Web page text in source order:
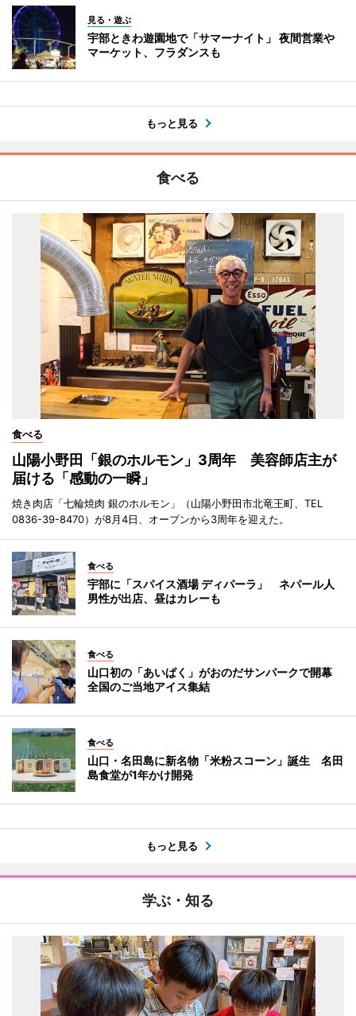
見る・遊ぶ
宇部ときわ遊園地で「サマーナイト」 夜間営業や
マーケット、フラダンスも
もっと見る
食べる
食べる
山陽小野田「銀のホルモン」3周年 美容師店主が
届ける「感動の一瞬」
焼き肉店「七輪焼肉 銀のホルモン」（山陽小野田市北竜王町、TEL
0836-39-8470）が8月4日、オープンから3周年を迎えた。
食べる
宇部に「スパイス酒場 ディパーラ」 ネパール人
男性が出店、昼はカレーも
食べる
山口初の「あいぱく」がおのだサンパークで開幕
全国のご当地アイス集結
食べる
山口・名田島に新名物「米粉スコーン」誕生 名田
島食堂が1年かけ開発
もっと見る
学ぶ・知る